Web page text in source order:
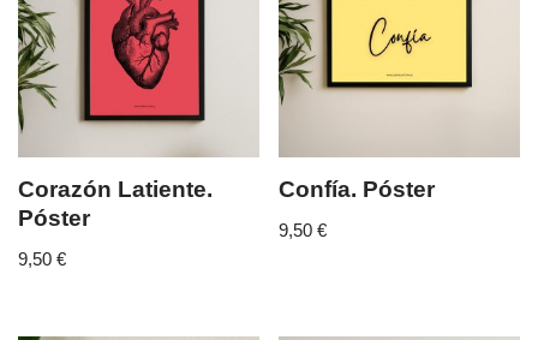
Corazón Latiente.
Póster
9,50 €
Confía. Póster
9,50€